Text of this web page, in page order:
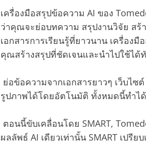
เครื่องมือสรุปข้อความ AI ของ
ว่าคุณจะย่อบทความ สรุปงานวิจัย สร้
เอกสารการเรียนรู้ที่ยาวนาน เครื่อง
คุณสร้างสรุปที่ชัดเจนและนำไปใช้ได้
ย่อข้อความจากเอกสารยาวๆ เว็บไ
รูปภาพได้โดยอัตโนมัติ ทั้งหมดนี้ทำไ
ตอนนี้ขับเคลื่อนโดย SMART,
ผลลัพธ์ AI เดียวเท่านั้น SMART เปรี